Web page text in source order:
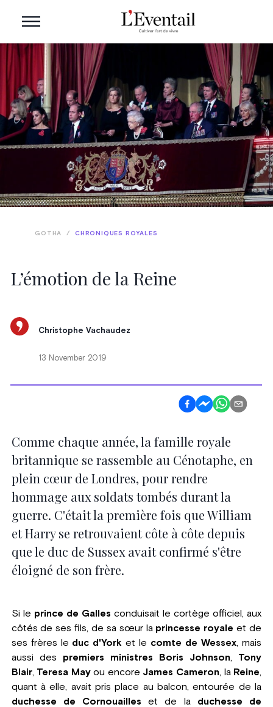
L’émotion de la Reine
GOTHA / CHRONIQUES ROYALES
Christophe Vachaudez
13 November 2019
Comme chaque année, la famille royale
britannique se rassemble au Cénotaphe, en
plein cœur de Londres, pour rendre
hommage aux soldats tombés durant la
guerre. C'était la première fois que William
et Harry se retrouvaient côte à côte depuis
que le duc de Sussex avait confirmé s'être
éloigné de son frère.
Si le prince de Galles conduisait le cortège officiel, aux
côtés de ses fils, de sa sœur la princesse royale et de
ses frères le duc d'York et le comte de Wessex, mais
aussi des premiers ministres Boris Johnson, Tony
Blair, Teresa Mayou encore James Cameron, la Reine,
quant à elle, avait pris place au balcon, entourée de la
duchesse de Cornouailles et de laduchesse de